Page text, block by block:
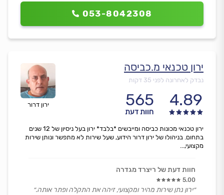
053-8042308
ירון דרור
ירון טכנאי מ.כביסה
נבדק לאחרונה לפני 35 דקות
4.89
565
חוות דעת
ירון טכנאי מכונות כביסה ומייבשים *בלבד* ירון בעל ניסיון של 12 שנים
בתחום. בניהולו של ירון דרור הידוע, שעל שירות לא מתפשר ונותן שירות
מקצועי,...
חוות דעת של ריצרד מגדרה
5.00
״ירון נתן שירות מהיר ומקצועי, זיהה את התקלה ופתר אותה.״